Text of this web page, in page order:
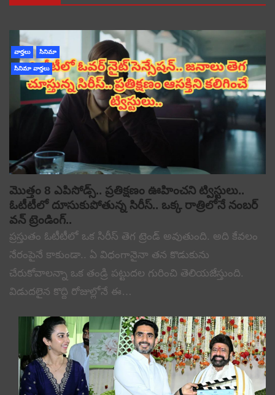
వార్తలు సినిమా
సినిమా వార్తలు
మొత్తం 8 ఎపిసోడ్స్.. ప్రతిక్షణం ఊహించని ట్విస్టులు..
ఓటీటీలో దూసుకుపోతున్న సిరీస్.. ఒక్క రాత్రిలోనే నంబర్
వన్ ట్రెండింగ్..
ప్రస్తుతం ఓటీటీలో ఒక సిరీస్ తెగ ట్రెండ్ అవుతుంది. అది కేవలం
నేరంపైనే కాకుండా.. ఏ విధంగానైనా తన కొడుకును
చేరుకోవాలన్నా ఒక తండ్రి పట్టుదల గురించి తెలియజేస్తుంది.
విడుదలైన కొద్ది రోజుల్లోనే ఈ…